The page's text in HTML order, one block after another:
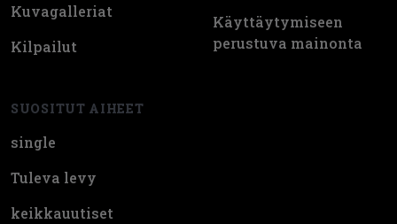
Kuvagalleriat
Kilpailut
SUOSITUT AIHEET
single
Tuleva levy
keikkauutiset
Käyttäytymiseen
perustuva mainonta